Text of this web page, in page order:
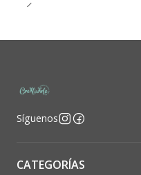
Síguenos
CATEGORÍAS